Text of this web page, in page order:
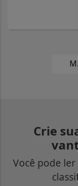
Crie
Você pode